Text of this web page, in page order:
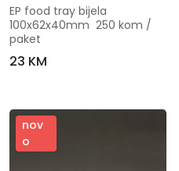
EP food tray bijela
100x62x40mm  250 kom /
paket
23 KM
nov
o